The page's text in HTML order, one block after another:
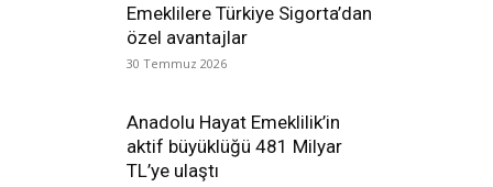
Emeklilere Türkiye Sigorta’dan
özel avantajlar
30 Temmuz 2026
Anadolu Hayat Emeklilik’in
aktif büyüklüğü 481 Milyar
TL’ye ulaştı